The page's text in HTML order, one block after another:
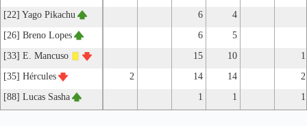
[22] Yago Pikachu
6
4
[26] Breno Lopes
6
5
[33] E. Mancuso
15 10
1
[35] Hércules
2 14 14
2
[88] Lucas Sasha
1 1 1